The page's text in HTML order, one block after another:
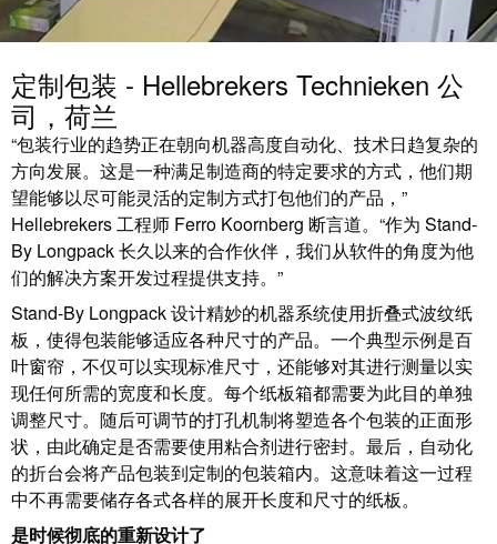
线
端
子
接
插
件
PCB
接
插
件
和
PCB
端
子
接
术
SNAP
IN
鼠
笼
联
接
PUSH
IN
直
插
式
联
接
直
流
装
配
端
子
条
调
整
和
装
配
接
线
盒
快
速
交
公
司
简
介
我
们
的
责
任
魏
德
米
勒
培
训
中
魏德米勒在中国
国
公
司
介
绍
营
销
网
麒麟全家福
麒麟端子
定制包装 - Hellebrekers Technieken 公
司，荷兰
“包装行业的趋势正在朝向机器高度自动化、技术日趋复杂的
方向发展。这是一种满足制造商的特定要求的方式，他们期
望能够以尽可能灵活的定制方式打包他们的产品，”
Hellebrekers 工程师 Ferro Koornberg 断言道。“作为 Stand-
By Longpack 长久以来的合作伙伴，我们从软件的角度为他
们的解决方案开发过程提供支持。”
Stand-By Longpack 设计精妙的机器系统使用折叠式波纹纸
板，使得包装能够适应各种尺寸的产品。一个典型示例是百
叶窗帘，不仅可以实现标准尺寸，还能够对其进行测量以实
现任何所需的宽度和长度。每个纸板箱都需要为此目的单独
调整尺寸。随后可调节的打孔机制将塑造各个包装的正面形
状，由此确定是否需要使用粘合剂进行密封。最后，自动化
的折台会将产品包装到定制的包装箱内。这意味着这一过程
中不再需要储存各式各样的展开长度和尺寸的纸板。
是时候彻底的重新设计了